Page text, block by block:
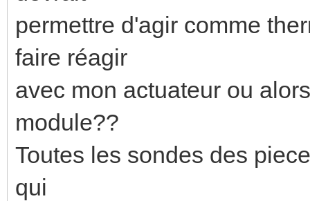
permettre d'agir comme
faire réagir
avec mon actuateur ou
module??
Toutes les sondes des
qui